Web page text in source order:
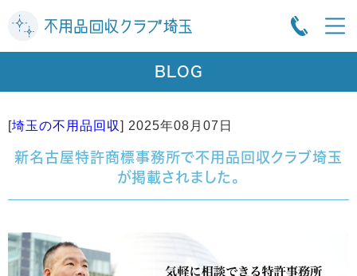
BLOG
[埼玉の不用品回収] 2025年08月07日
新名古屋特許商標事務所で不用品回収クラブ埼玉
が掲載されました。